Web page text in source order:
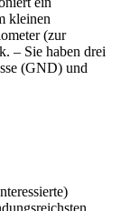
kleinen
(zur
– Sie haben drei
(GND) und